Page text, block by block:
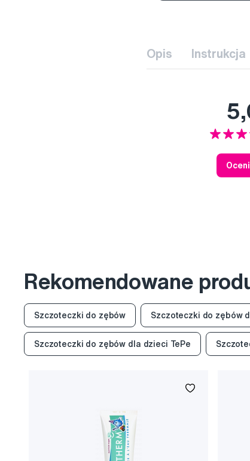
Opis Instrukcja
Rekomendowane
Szczoteczki do zębów Szczoteczki do zębów
Szczoteczki do zębów dla dzieci TePe